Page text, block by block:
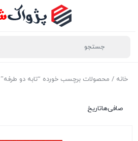
خانه / محصولات برچسب خورده “تابه دو طرفه”
صافی‌هاتاریخ